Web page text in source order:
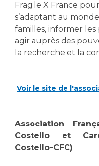
Vos
La Commission Des
Qualité
Nos indicateurs
Médiathèque
Fournisseurs
Liste des marchés
Fragile X France
s’adaptant au
familles, informer les
agir auprès des
la recherche et la
Voir le site de
Association
Costello et
Costello-CFC)